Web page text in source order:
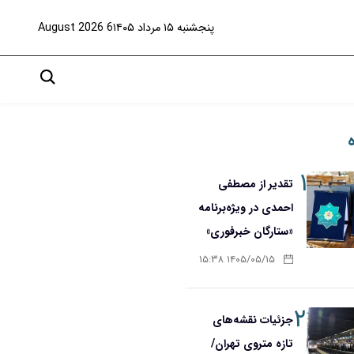
پنجشنبه ۱۵ مرداد ۱۴۰۵ 6 August 2026
۱ تقدیر از مصطفی
احمدی در ویژه‌برنامه
«ستارگان خبرفوری»
۱۴۰۵/۰۵/۱۵ ۱۵:۳۸
۲جزئیات نقشه‌های
تازه متروی تهران/